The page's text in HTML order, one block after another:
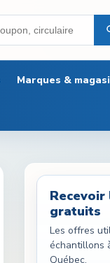
Marques &
Recevoir
gratuits
Les offres
échantillons
Québec.